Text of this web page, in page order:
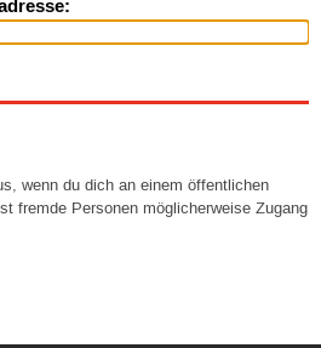
wenn du dich an einem öffentlichen
fremde Personen möglicherweise Zugang